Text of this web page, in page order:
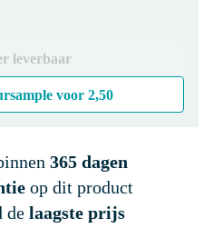
leverbaar
voor 2,50
365 dagen
op dit product
de laagste prijs